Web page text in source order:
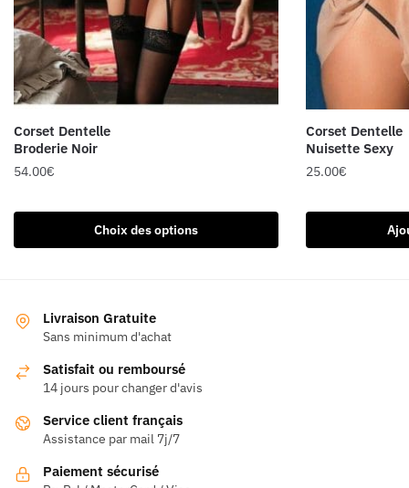
Corset Dentelle
Broderie Noir
54.00€
Choix des options
a
Les
options
être
choisies
sur
page
Corset Dentelle
Nuisette Sexy
25.00€
Livraison Gratuite
Sans minimum d'achat
Satisfait ou remboursé
14 jours pour changer d'avis
Service client français
Assistance par mail 7j/7
Paiement sécurisé